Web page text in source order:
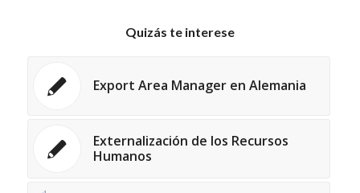
Quizás te interese
Export Area Manager en Alemania
Externalización de los Recursos
Humanos